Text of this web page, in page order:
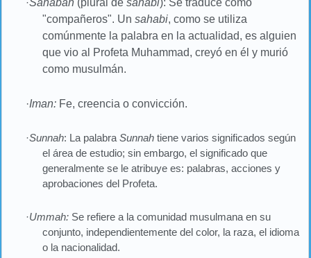
·Sahabah (plural de sahabi): Se traduce como
"compañeros". Un sahabi, como se utiliza
comúnmente la palabra en la actualidad, es alguien
que vio al Profeta Muhammad, creyó en él y murió
como musulmán.
·Iman: Fe, creencia o convicción.
·Sunnah: La palabra Sunnah tiene varios significados según
el área de estudio; sin embargo, el significado que
generalmente se le atribuye es: palabras, acciones y
aprobaciones del Profeta.
·Ummah: Se refiere a la comunidad musulmana en su
conjunto, independientemente del color, la raza, el idioma
o la nacionalidad.